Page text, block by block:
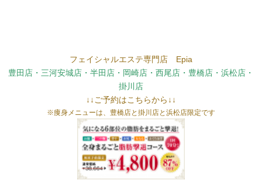
フェイシャルエステ専門店 Epia
豊田店・三河安城店・半田店・岡崎店・西尾店・豊橋店・浜松店・
掛川店
↓↓ご予約はこちらから↓↓
※痩身メニューは、豊橋店と掛川店と浜松店限定です